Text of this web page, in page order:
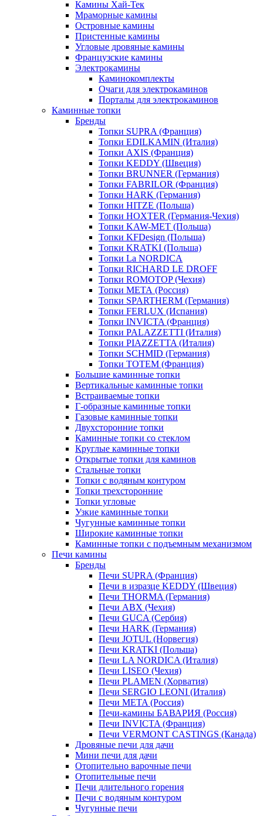
Камины Хай-Тек
Мраморные камины
Островные камины
Пристенные камины
Угловые дровяные камины
Французские камины
Электрокамины
Каминокомплекты
Очаги для электрокаминов
Порталы для электрокаминов
Каминные топки
Бренды
Топки SUPRA (Франция)
Топки EDILKAMIN (Италия)
Топки AXIS (Франция)
Топки KEDDY (Швеция)
Топки BRUNNER (Германия)
Топки FABRILOR (Франция)
Топки HARK (Германия)
Топки HITZE (Польша)
Топки HOXTER (Германия-Чехия)
Топки KAW-MET (Польша)
Топки KFDesign (Польша)
Топки KRATKI (Польша)
Топки La NORDICA
Топки RICHARD LE DROFF
Топки ROMOTOP (Чехия)
Топки МЕТА (Россия)
Топки SPARTHERM (Германия)
Топки FERLUX (Испания)
Топки INVICTA (Франция)
Топки PALAZZETTI (Италия)
Топки PIAZZETTA (Италия)
Топки SCHMID (Германия)
Топки TOTEM (Франция)
Большие каминные топки
Вертикальные каминные топки
Встраиваемые топки
Г-образные каминные топки
Газовые каминные топки
Двухсторонние топки
Каминные топки со стеклом
Круглые каминные топки
Открытые топки для каминов
Стальные топки
Топки с водяным контуром
Топки трехсторонние
Топки угловые
Узкие каминные топки
Чугунные каминные топки
Широкие каминные топки
Каминные топки с подъемным механизмом
Печи камины
Бренды
Печи SUPRA (Франция)
Печи в изразце KEDDY (Швеция)
Печи THORMA (Германия)
Печи ABX (Чехия)
Печи GUCA (Сербия)
Печи HARK (Германия)
Печи JOTUL (Норвегия)
Печи KRATKI (Польша)
Печи LA NORDICA (Италия)
Печи LISEO (Чехия)
Печи PLAMEN (Хорватия)
Печи SERGIO LEONI (Италия)
Печи META (Россия)
Печи-камины БАВАРИЯ (Россия)
Печи INVICTA (Франция)
Печи VERMONT CASTINGS (Канада)
Дровяные печи для дачи
Мини печи для дачи
Отопительно варочные печи
Отопительные печи
Печи длительного горения
Печи с водяным контуром
Чугунные печи